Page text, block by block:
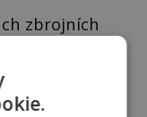
zbrojních
měl vyvolat